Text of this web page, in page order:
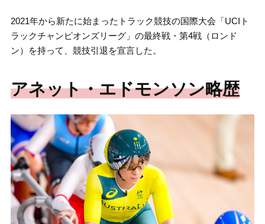
2021年から新たに始まったトラック競技の国際大会「UCIト
ラックチャンピオンズリーグ」の最終戦・第4戦（ロンド
ン）を持って、競技引退を宣言した。
アネット・エドモンソン略歴